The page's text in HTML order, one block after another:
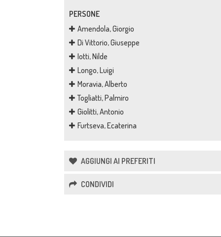
PERSONE
Amendola, Giorgio
Di Vittorio, Giuseppe
Iotti, Nilde
Longo, Luigi
Moravia, Alberto
Togliatti, Palmiro
Giolitti, Antonio
Furtseva, Ecaterina
AGGIUNGI AI PREFERITI
CONDIVIDI